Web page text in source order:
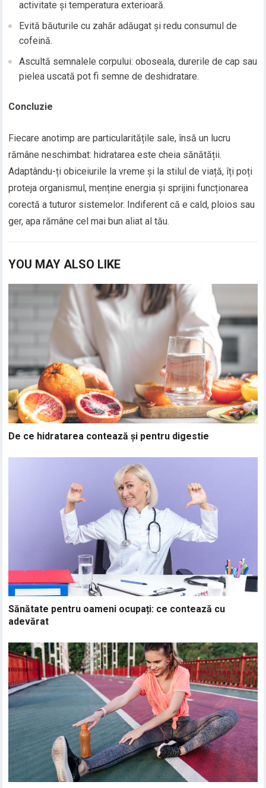
activitate și temperatura exterioară.
Evită băuturile cu zahăr adăugat și redu consumul de
cofeină.
Ascultă semnalele corpului: oboseala, durerile de cap sau
pielea uscată pot fi semne de deshidratare.
Concluzie
Fiecare anotimp are particularitățile sale, însă un lucru
rămâne neschimbat: hidratarea este cheia sănătății.
Adaptându-ți obiceiurile la vreme și la stilul de viață, îți poți
proteja organismul, menține energia și sprijini funcționarea
corectă a tuturor sistemelor. Indiferent că e cald, ploios sau
ger, apa rămâne cel mai bun aliat al tău.
YOU MAY ALSO LIKE
De ce hidratarea contează și pentru digestie
Sănătate pentru oameni ocupați: ce contează cu
adevărat